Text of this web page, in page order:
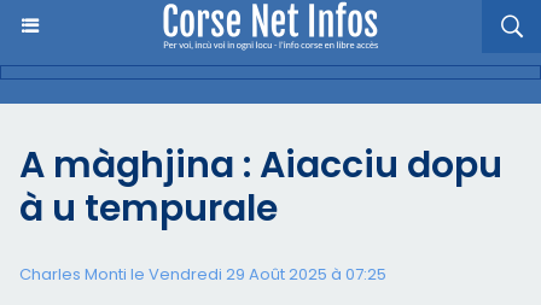
A màghjina : Aiacciu dopu
à u tempurale
Charles Monti le Vendredi 29 Août 2025 à 07:25